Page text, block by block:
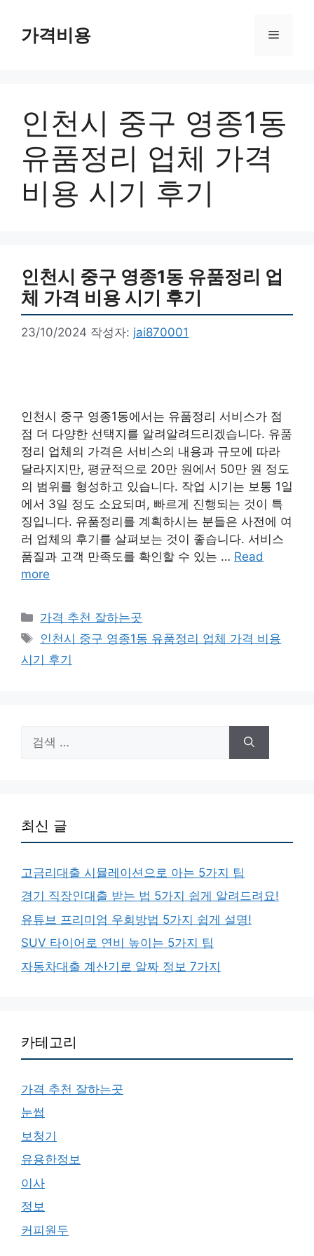
가격비용 메
인천시 중구 영종1동
유품정리 업체 가격
비용 시기 후기
인천시 중구 영종1동 유품정리 업
체 가격 비용 시기 후기
23/10/2024 작성자: jai870001
인천시 중구 영종1동에서는 유품정리 서비스가 점
점 더 다양한 선택지를 알려알려드리겠습니다. 유품
정리 업체의 가격은 서비스의 내용과 규모에 따라
달라지지만, 평균적으로 20만 원에서 50만 원 정도
의 범위를 형성하고 있습니다. 작업 시기는 보통 1일
에서 3일 정도 소요되며, 빠르게 진행되는 것이 특
징입니다. 유품정리를 계획하시는 분들은 사전에 여
러 업체의 후기를 살펴보는 것이 좋습니다. 서비스
품질과 고객 만족도를 확인할 수 있는 … Read
more
카
테
리
가격 추천 잘하는곳
태
그
인천시 중구 영종1동 유품정리 업체 가격 비용
시기 후기
색:
최신 글
고금리대출 시뮬레이션으로 아는 5가지 팁
경기 직장인대출 받는 법 5가지 쉽게 알려드려요!
유튜브 프리미엄 우회방법 5가지 쉽게 설명!
SUV 타이어로 연비 높이는 5가지 팁
자동차대출 계산기로 알짜 정보 7가지
카테고리
가격 추천 잘하는곳
눈썹
보청기
유용한정보
이사
정보
커피원두